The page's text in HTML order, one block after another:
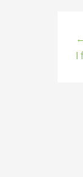
I